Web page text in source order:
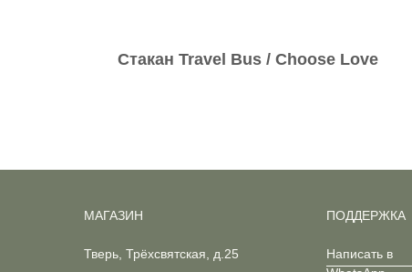
Стакан Travel Bus / Choose Love
Тверь, Трёхсвятская, д.25
МАГАЗИН ПОДДЕРЖКА
Написать в